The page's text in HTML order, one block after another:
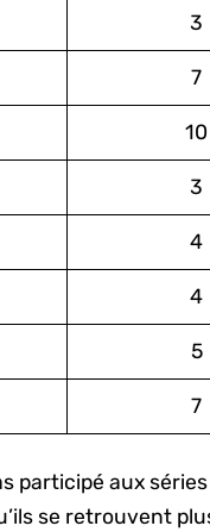
3
7
10
3
4
4
5
7
participé aux
se retrouvent